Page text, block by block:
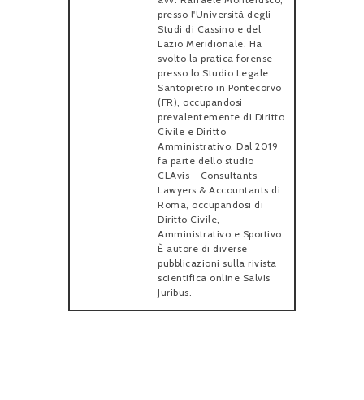
presso l'Università degli
Studi di Cassino e del
Lazio Meridionale. Ha
svolto la pratica forense
presso lo Studio Legale
Santopietro in Pontecorvo
(FR), occupandosi
prevalentemente di Diritto
Civile e Diritto
Amministrativo. Dal 2019
fa parte dello studio
CLAvis - Consultants
Lawyers & Accountants di
Roma, occupandosi di
Diritto Civile,
Amministrativo e Sportivo.
È autore di diverse
pubblicazioni sulla rivista
scientifica online Salvis
Juribus.